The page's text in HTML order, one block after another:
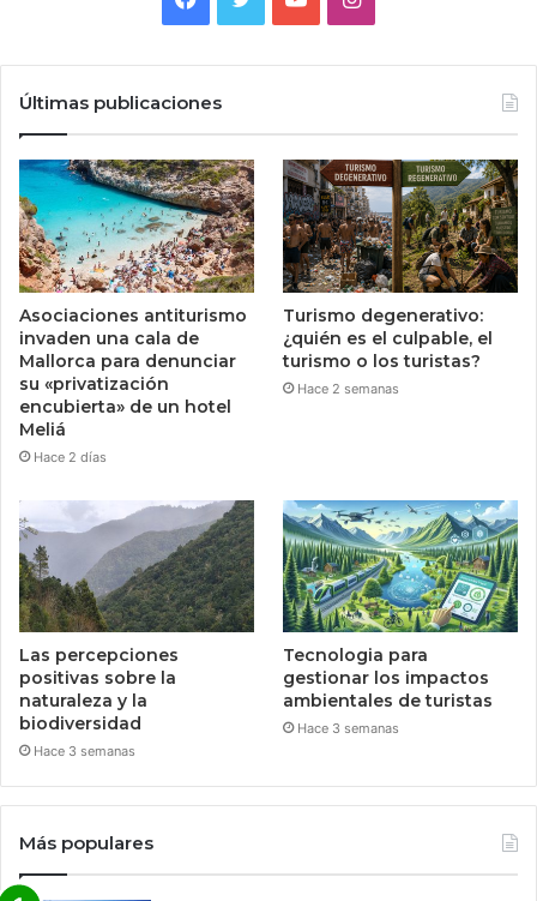
Últimas publicaciones
Asociaciones antiturismo
invaden una cala de
Mallorca para denunciar
su «privatización
encubierta» de un hotel
Meliá
Hace 2 días
Turismo degenerativo:
¿quién es el culpable, el
turismo o los turistas?
Hace 2 semanas
Las percepciones
positivas sobre la
naturaleza y la
biodiversidad
Hace 3 semanas
Tecnologia para
gestionar los impactos
ambientales de turistas
Hace 3 semanas
Más populares